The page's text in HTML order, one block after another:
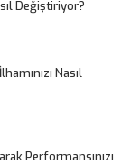
Değiştiriyor?
Nasıl
Performansınızı